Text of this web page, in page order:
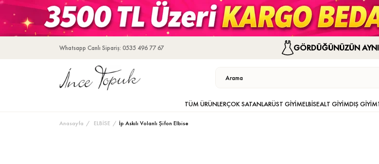
Whatsapp Canlı Sipariş: 0535 496 77 67 GÖRDÜĞÜNÜZÜN
TÜM ÜRÜNLERÇOK SATANLARÜST GİYİMELBİSEALT GİYİMDIŞ GİYİM
Anasayfa ELBİSE İp Askılı Volanlı Şifon Elbise